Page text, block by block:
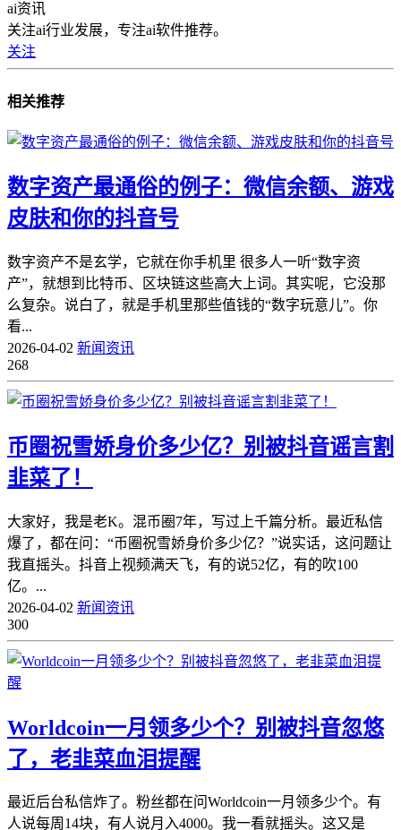
ai资讯
关注ai行业发展，专注ai软件推荐。
关注
相关推荐
数字资产最通俗的例子：微信余额、游戏
皮肤和你的抖音号
数字资产不是玄学，它就在你手机里 很多人一听“数字资
产”，就想到比特币、区块链这些高大上词。其实呢，它没那
么复杂。说白了，就是手机里那些值钱的“数字玩意儿”。你
看...
2026-04-02 新闻资讯
268
币圈祝雪娇身价多少亿？别被抖音谣言割
韭菜了！
大家好，我是老K。混币圈7年，写过上千篇分析。最近私信
爆了，都在问：“币圈祝雪娇身价多少亿？”说实话，这问题让
我直摇头。抖音上视频满天飞，有的说52亿，有的吹100
亿。...
2026-04-02 新闻资讯
300
Worldcoin一月领多少个？别被抖音忽悠
了，老韭菜血泪提醒
最近后台私信炸了。粉丝都在问Worldcoin一月领多少个。有
人说每周14块，有人说月入4000。我一看就摇头。这又是